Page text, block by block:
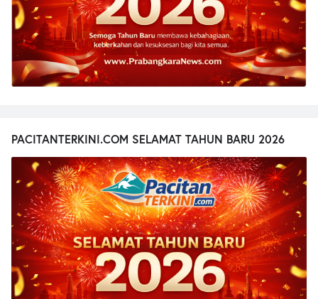
PACITANTERKINI.COM SELAMAT TAHUN BARU 2026